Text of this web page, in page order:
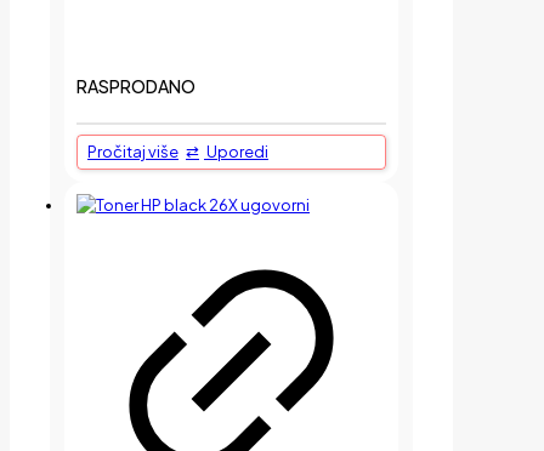
RASPRODANO
Pročitaj više Uporedi